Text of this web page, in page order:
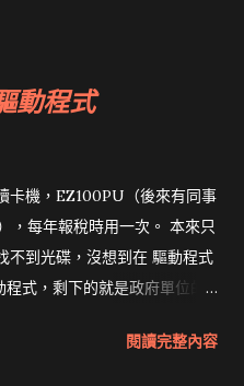
動程式
卡機，EZ100PU（後來有同事
，每年報稅時用一次。 本來只
不到光碟，沒想到在 驅動程式
式，剩下的就是政府單位的
閱讀完整內容